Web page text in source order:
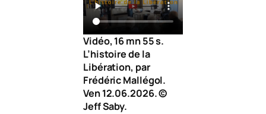
Vidéo, 16 mn 55 s.
L’histoire de la
Libération, par
Frédéric Mallégol.
Ven 12.06.2026. ©
Jeff Saby.